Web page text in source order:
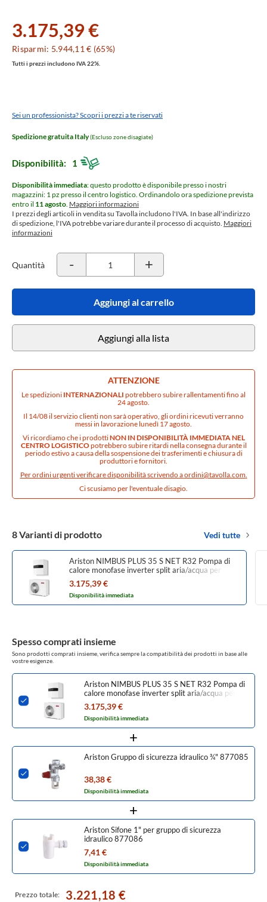
3.175,39 €
Risparmi: 5.944,11 € (65%)
Tutti i prezzi includono IVA 22%.
Sei un professionista? Scopri i prezzi a te riservati
Spedizione gratuita Italy(Escluso zone disagiate)
Disponibilità: 1
Disponibilità immediata: questo prodotto è disponibile presso i nostri
magazzini: 1 pz presso il centro logistico. Ordinandolo ora spedizione prevista
entro il 11 agosto. Maggiori informazioni
I prezzi degli articoli in vendita su Tavolla includono l'IVA. In base all'indirizzo
di spedizione, l'IVA potrebbe variare durante il processo di acquisto. Maggiori
informazioni
Quantità - +
Aggiungi al carrello
Aggiungi alla lista
ATTENZIONE
Le spedizioni INTERNAZIONALI potrebbero subire rallentamenti fino al
24 agosto.
Il 14/08 il servizio clienti non sarà operativo, gli ordini ricevuti verranno
messi in lavorazione lunedì 17 agosto.
Vi ricordiamo che i prodottiNON IN DISPONIBILITÀ IMMEDIATA NEL
CENTRO LOGISTICOpotrebbero subire ritardi nella consegna durante il
periodo estivo a causa della sospensione dei trasferimenti e chiusura di
produttori e fornitori.
Per ordini urgenti verificare disponibilità scrivendo aordini@tavolla.com.
Ci scusiamo per l'eventuale disagio.
8 Varianti di prodotto Vedi tutte
Ariston NIMBUS PLUS 35 S NET R32 Pompa di
calore monofase inverter split aria/acqua per
riscaldamento e raffrescamento 3301886
3.175,39 €
Disponibilità immediata
Spesso comprati insieme
Sono prodotti comprati insieme, verifica sempre la compatibilità dei prodotti in base alle
vostre esigenze.
Ariston NIMBUS PLUS 35 S NET R32 Pompa di
calore monofase inverter split aria/acqua per
riscaldamento e raffrescamento 3301886
3.175,39 €
Disponibilità immediata
Ariston Gruppo di sicurezza idraulico ¾" 877085
38,38 €
Disponibilità immediata
Ariston Sifone 1" per gruppo di sicurezza
idraulico 877086
7,41 €
Disponibilità immediata
Prezzo totale: 3.221,18 €